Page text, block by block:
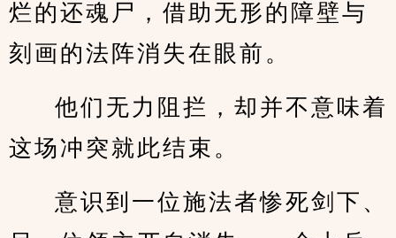
烂的还魂尸，借助无形的障壁与
刻画的法阵消失在眼前。
他们无力阻拦，却并不意味着
这场冲突就此结束。
意识到一位施法者惨死剑下、